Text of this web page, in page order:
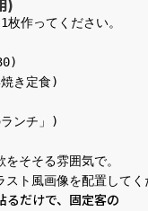
)
作ってください。
き定食)
ンチ」)
そそる雰囲気で。
スト風画像を配置してく
るだけで、固定客の